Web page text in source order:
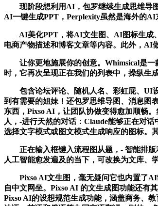
现阶段想利用AI，包罗继续生成思维导图
AI一键生成PPT，Perplexity虽然是海外的
AI美化PPT，将AI文生图、AI图标生成、
电商产物描述和博客文章等内容。此外，AI
让你更地施展你的创意。Whimsical是一
时，它再次呈现正在我们的列表中，操纵生
包含论坛评论、随机人名、彩虹屁、UI设
到有需要的姐妹！还包罗思维导图、消息图
东西，Pixso AI，让团队协做变得愈加顺畅
人，-进行天然的对话：Claude能够正在对
选择文字模式或图文模式生成响应的图标。
正在输入框键入流程图从题，- 智能排版
人工智能愈发遍及的当下，可改换为文库、
Pixso AI文生图，毫无疑问它也内置了AI
自中文网坐。Pixso AI 的文生成图功能还有
Pixso AI的设想规范生成功能，涵盖商务、